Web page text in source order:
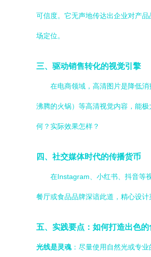
可信度。它无声地传达出企业对产
场定位。
三、驱动销售转化的视觉引擎
在电商领域，高清图片是降低
沸腾的火锅）等高清视觉内容，能
何？实际效果怎样？
四、社交媒体时代的传播货币
在Instagram、小红书、抖音等
餐厅或食品品牌深谙此道，精心设
五、实践要点：如何打造出色的
光线是灵魂：尽量使用自然光或专业